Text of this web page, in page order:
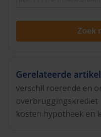
Zoek
Gerelateerde
verschil roerende en
overbruggingskrediet
kosten hypotheek en